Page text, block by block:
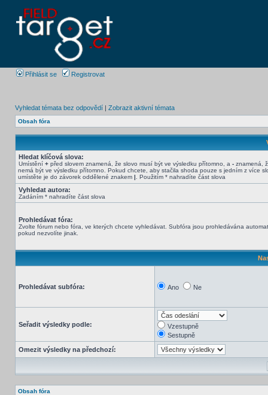
Přihlásit se Registrovat
Vyhledat témata bez odpovědí | Zobrazit aktivní témata
Obsah fóra
Hledat klíčová slova:
Umístění + před slovem znamená, že slovo musí být ve výsledku přítomno, a - znamená,
nemá být ve výsledku přítomno. Pokud chcete, aby stačila shoda pouze s jedním z více
umístěte je do závorek oddělené znakem | . Použitím * nahradíte část slova
Vyhledat autora:
Zadáním * nahradíte část slova
Prohledávat fóra:
Zvolte fórum nebo fóra, ve kterých chcete vyhledávat. Subfóra jsou prohledávána
pokud nezvolíte jinak.
Prohledávat subfóra: Ano Ne
Seřadit výsledky podle:
Vzestupně
Sestupně
Omezit výsledky na předchozí:
Obsah fóra